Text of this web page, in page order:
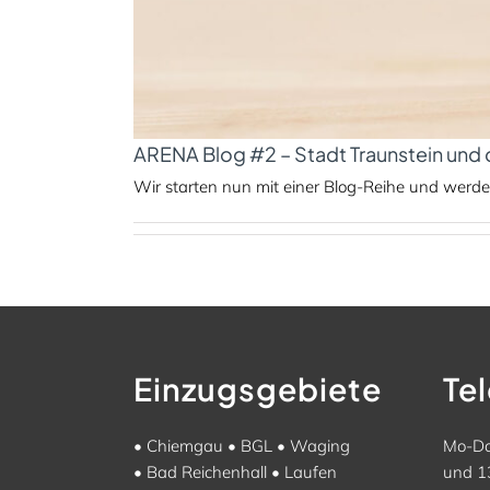
ARENA Blog #2 – Stadt Traunstein
Wir starten nun mit einer Blog-Reihe und
Einzugsgebiete
• Chiemgau • BGL • Waging
• Bad Reichenhall • Laufen
Mo-
und